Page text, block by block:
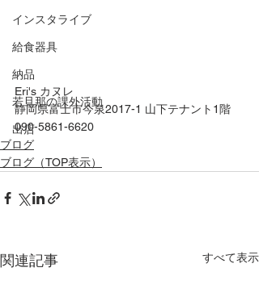
インスタライブ
給食器具
納品
若旦那の課外活動
出店
Eri's カヌレ
静岡県富士市今泉2017-1 山下テナント1階
090-5861-6620
ブログ
ブログ（TOP表示）
関連記事 すべて表示